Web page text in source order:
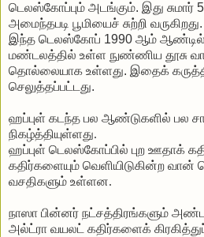
டெலஸ்கோப்பும் அடங்கும். இது சுமார்
அமைந்தபடி பூமியைச் சுற்றி வருகிறது
இந்த டெலஸ்கோப் 1990 ஆம் ஆண்டில்
மண்டலத்தில் உள்ள நுண்ணிய தூசு
தொல்லையாக உள்ளது. இதைக்
செலுத்தப்பட்டது.
ஹப்புள் கடந்த பல ஆண்டுகளில் பல
நிகழ்த்தியுள்ளது.
ஹப்புள் டெலஸ்கோப்பில் புற ஊதாக்
கதிர்களையும் வெளியிடுகின்ற வான்
வசதிகளும் உள்ளன.
நாஸா பின்னர் நட்சத்திரங்களும்
அல்ட்ரா வயலட் கதிர்களைக்